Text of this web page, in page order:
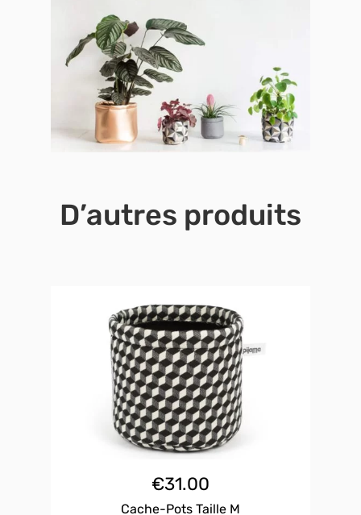
D’autres produits
€31.00
Cache-Pots Taille M